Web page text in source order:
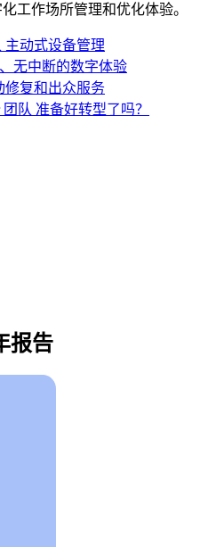
工作场所管理和优化体验。
主动式设备管理
无中断的数字体验
修复和出众服务
团队 准备好转型了吗？
报告